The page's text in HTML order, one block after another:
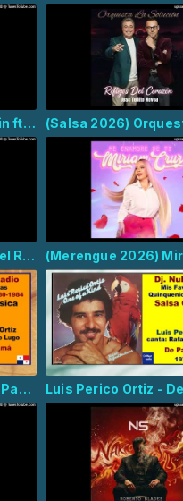
(Salsa 2026) Doris Lavin ft Septeto Matamoros - A Bailr mi Son
(Salsa 2026) Ricardo del Rosario - Agua De Beber
Luis Perico Ortiz - Viva Panamá